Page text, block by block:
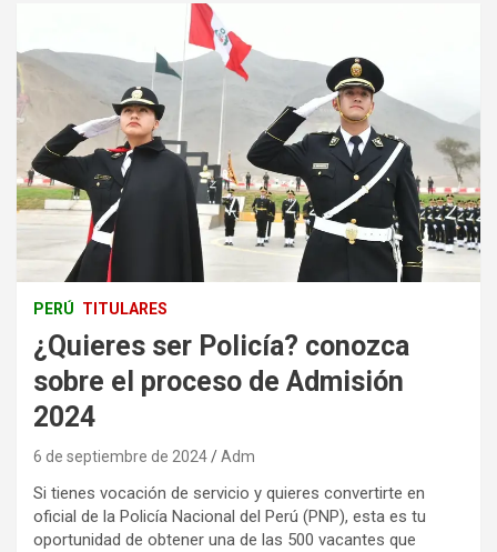
PERÚ TITULARES
¿Quieres ser Policía? conozca
sobre el proceso de Admisión
2024
6 de septiembre de 2024 Adm
Si tienes vocación de servicio y quieres convertirte en
oficial de la Policía Nacional del Perú (PNP), esta es tu
oportunidad de obtener una de las 500 vacantes que